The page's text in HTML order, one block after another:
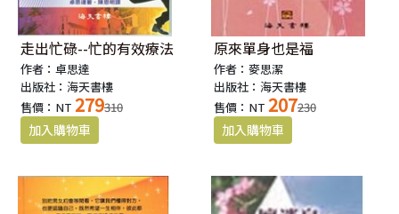
走出忙碌--忙的有效療法
作者：卓思達
出版社：海天書樓
售價：NT 279310
原來單身也是福
作者：麥思潔
出版社：海天書樓
售價：NT 207230